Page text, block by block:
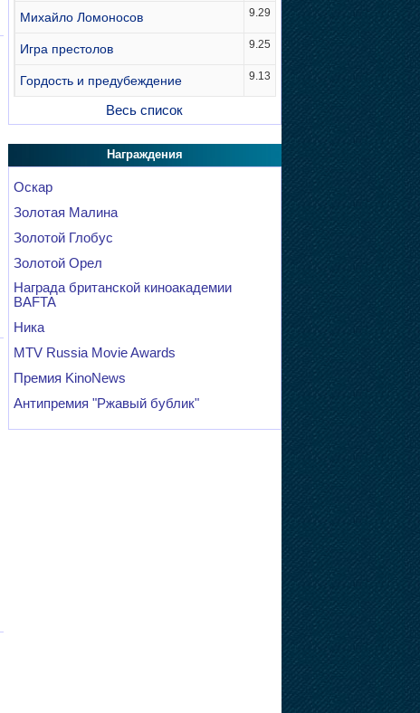
Михайло Ломоносов 9.29
Игра престолов 9.25
Гордость и предубеждение 9.13
Весь список
Награждения
Оскар
Золотая Малина
Золотой Глобус
Золотой Орел
Награда британской киноакадемии
BAFTA
Ника
MTV Russia Movie Awards
Премия KinoNews
Антипремия "Ржавый бублик"